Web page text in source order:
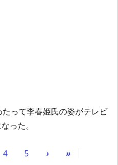
って李春姫氏の姿がテレビ
った。
4 5 › »